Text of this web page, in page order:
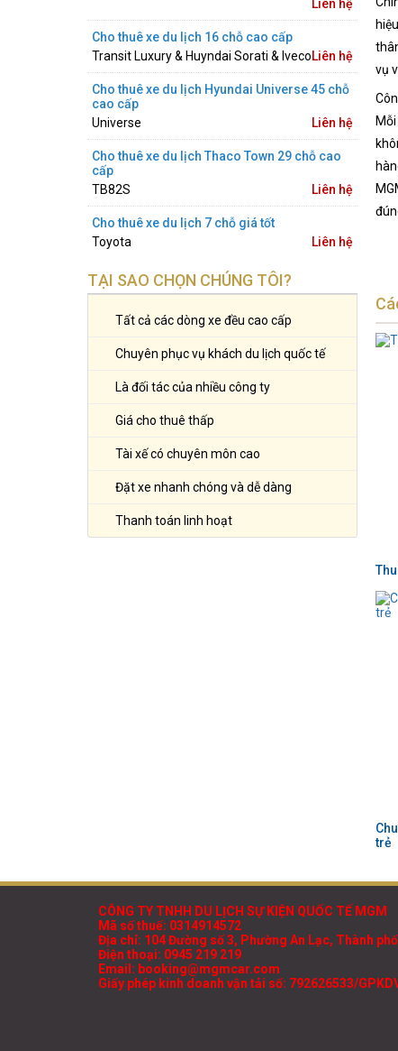
Liên hệ
Cho thuê xe du lịch 16 chỗ cao cấp
Transit Luxury & Huyndai Sorati & IvecoLiên hệ
Cho thuê xe du lịch Hyundai Universe 45 chỗ
cao cấp
Universe
Liên hệ
Cho thuê xe du lịch Thaco Town 29 chỗ cao
cấp
TB82S
Liên hệ
Cho thuê xe du lịch 7 chỗ giá tốt
Toyota
Liên hệ
TẠI SAO CHỌN CHÚNG TÔI?
Tất cả các dòng xe đều cao cấp
Chuyên phục vụ khách du lịch quốc tế
Là đối tác của nhiều công ty
Giá cho thuê thấp
Tài xế có chuyên môn cao
Đặt xe nhanh chóng và dễ dàng
Thanh toán linh hoạt
vụ
trẻ
CÔNG TY TNHH DU LỊCH SỰ KIỆN QUỐC TẾ MGM
Mã số thuế: 0314914572
Địa chỉ: 104 Đường số 3, Phường An Lạc, Thành
Điện thoại: 0945 219 219
Email: booking@mgmcar.com
Giấy phép kinh doanh vận tải số: 792626533/